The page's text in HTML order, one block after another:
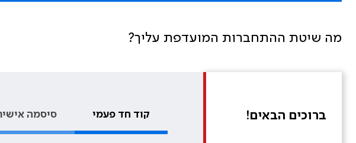
מה שיטת ההתחברות המועדפת עליך?
ברוכים הבאים! קוד חד פעמי סיסמה